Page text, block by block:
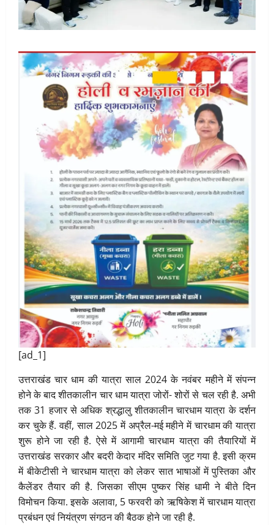
[ad_1]
उत्तराखंड चार धाम की यात्रा साल 2024 के नवंबर महीने में संपन्न
होने के बाद शीतकालीन चार धाम यात्रा जोरों- शोरों से चल रही है. अभी
तक 31 हजार से अधिक श्रद्धालु शीतकालीन चारधाम यात्रा के दर्शन
कर चुके हैं. वहीं, साल 2025 में अप्रैल-मई महीने में चारधाम की यात्रा
शुरू होने जा रही है. ऐसे में आगामी चारधाम यात्रा की तैयारियों में
उत्तराखंड सरकार और बदरी केदार मंदिर समिति जुट गया है. इसी क्रम
में बीकेटीसी ने चारधाम यात्रा को लेकर सात भाषाओं में पुस्तिका और
कैलेंडर तैयार की है. जिसका सीएम पुष्कर सिंह धामी ने बीते दिन
विमोचन किया. इसके अलावा, 5 फरवरी को ऋषिकेश में चारधाम यात्रा
प्रबंधन एवं नियंत्रण संगठन की बैठक होने जा रही है.